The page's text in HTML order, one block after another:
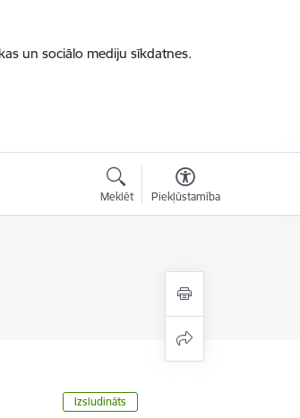
un sociālo mediju sīkdatnes.
Meklēt Piekļūstamība
Izsludināts